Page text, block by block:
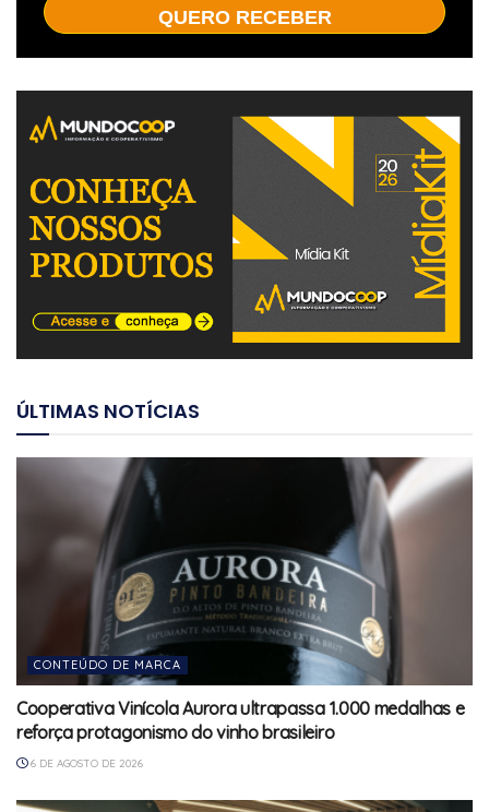
QUERO RECEBER
ÚLTIMAS NOTÍCIAS
CONTEÚDO DE MARCA
Cooperativa Vinícola Aurora ultrapassa 1.000 medalhas e
reforça protagonismo do vinho brasileiro
6 DE AGOSTO DE 2026